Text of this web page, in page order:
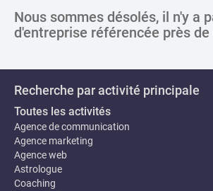
Nous sommes désolés, il n'y a
d'entreprise référencée près de
Recherche par activité principale
Toutes les activités
Agence de communication
Agence marketing
Agence web
Astrologue
Coaching